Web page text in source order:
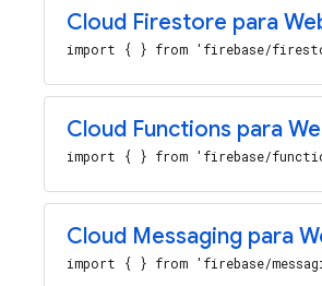
Cloud Firestore para
import { } from 'firebase/
Cloud Functions para
import { } from 'firebase/
Cloud Messaging para
import { } from 'firebase/